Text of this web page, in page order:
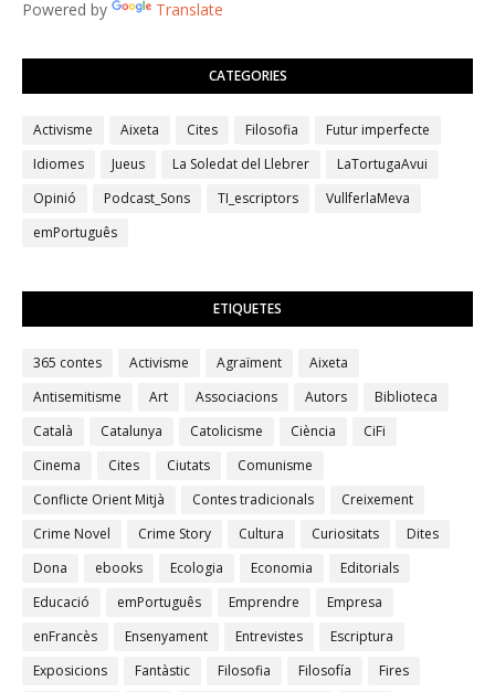
Powered by Translate
CATEGORIES
Activisme Aixeta Cites Filosofia
Futur imperfecte
Idiomes
Jueus La Soledat del Llebrer
LaTortugaAvui
Opinió
Podcast_Sons TI_escriptors
VullferlaMeva
emPortuguês
ETIQUETES
365 contes Activisme Agraïment
Aixeta
Antisemitisme
Art Associacions Autors
Biblioteca
Català
Catalunya Catolicisme Ciència
CiFi
Cinema
Cites Ciutats
Comunisme
Conflicte Orient Mitjà
Contes tradicionals
Creixement
Crime Novel
Crime Story Cultura Curiositats
Dites
Dona
ebooks Ecologia Economia
Editorials
Educació
emPortuguês Emprendre
Empresa
enFrancès
Ensenyament Entrevistes
Escriptura
Exposicions
Fantàstic Filosofia Filosofía
Fires